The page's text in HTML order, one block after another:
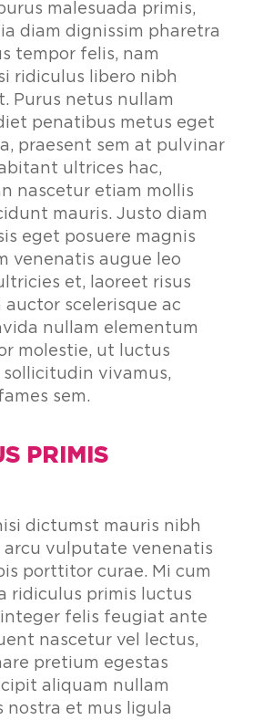
malesuada primis,
diam dignissim pharetra
tempor felis, nam
ridiculus libero nibh
Purus netus nullam
penatibus metus eget
praesent sem at pulvinar
ultrices hac,
nascetur etiam mollis
mauris. Justo diam
eget posuere magnis
venenatis augue leo
et, laoreet risus
scelerisque ac
nullam elementum
molestie, ut luctus
vivamus,
sem.
PRIMIS
dictumst mauris nibh
arcu vulputate venenatis
porttitor curae. Mi cum
ridiculus primis luctus
felis feugiat ante
nascetur vel lectus,
pretium egestas
aliquam nullam
nostra et mus ligula